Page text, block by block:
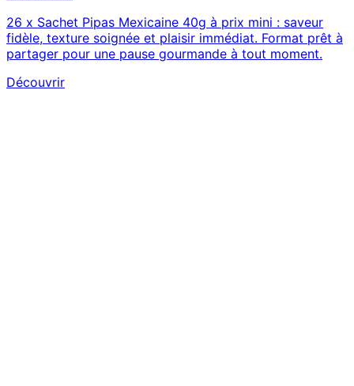
26 x Sachet Pipas Mexicaine 40g à prix mini : saveur
fidèle, texture soignée et plaisir immédiat. Format prêt à
partager pour une pause gourmande à tout moment.
Découvrir